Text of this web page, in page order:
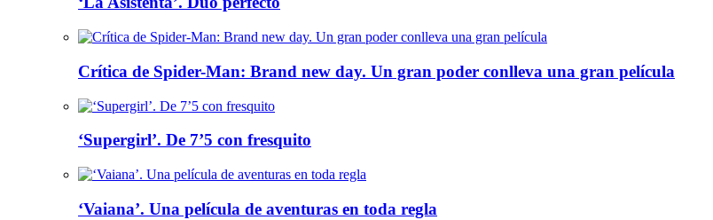
Crítica de Spider-Man: Brand new day. Un gran poder conlleva una gran película
‘Supergirl’. De 7’5 con fresquito
‘Vaiana’. Una película de aventuras en toda regla